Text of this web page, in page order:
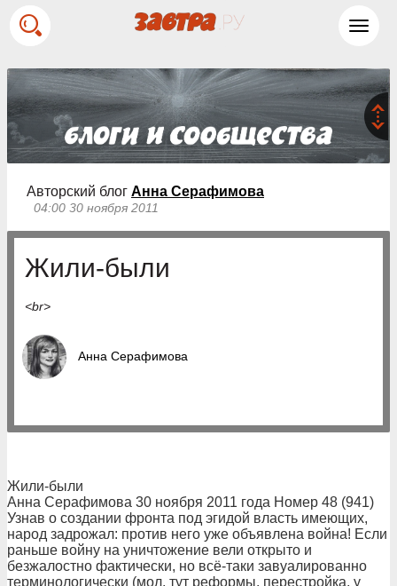
Авторский блог Анна Серафимова
04:00 30 ноября 2011
Жили-были
<br>
Анна Серафимова
Жили-были
Анна Серафимова 30 ноября 2011 года Номер 48 (941)
Узнав о создании фронта под эгидой власть имеющих,
народ задрожал: против него уже объявлена война! Если
раньше войну на уничтожение вели открыто и
безжалостно фактически, но всё-таки завуалированно
терминологически (мол, тут реформы, перестройка, у